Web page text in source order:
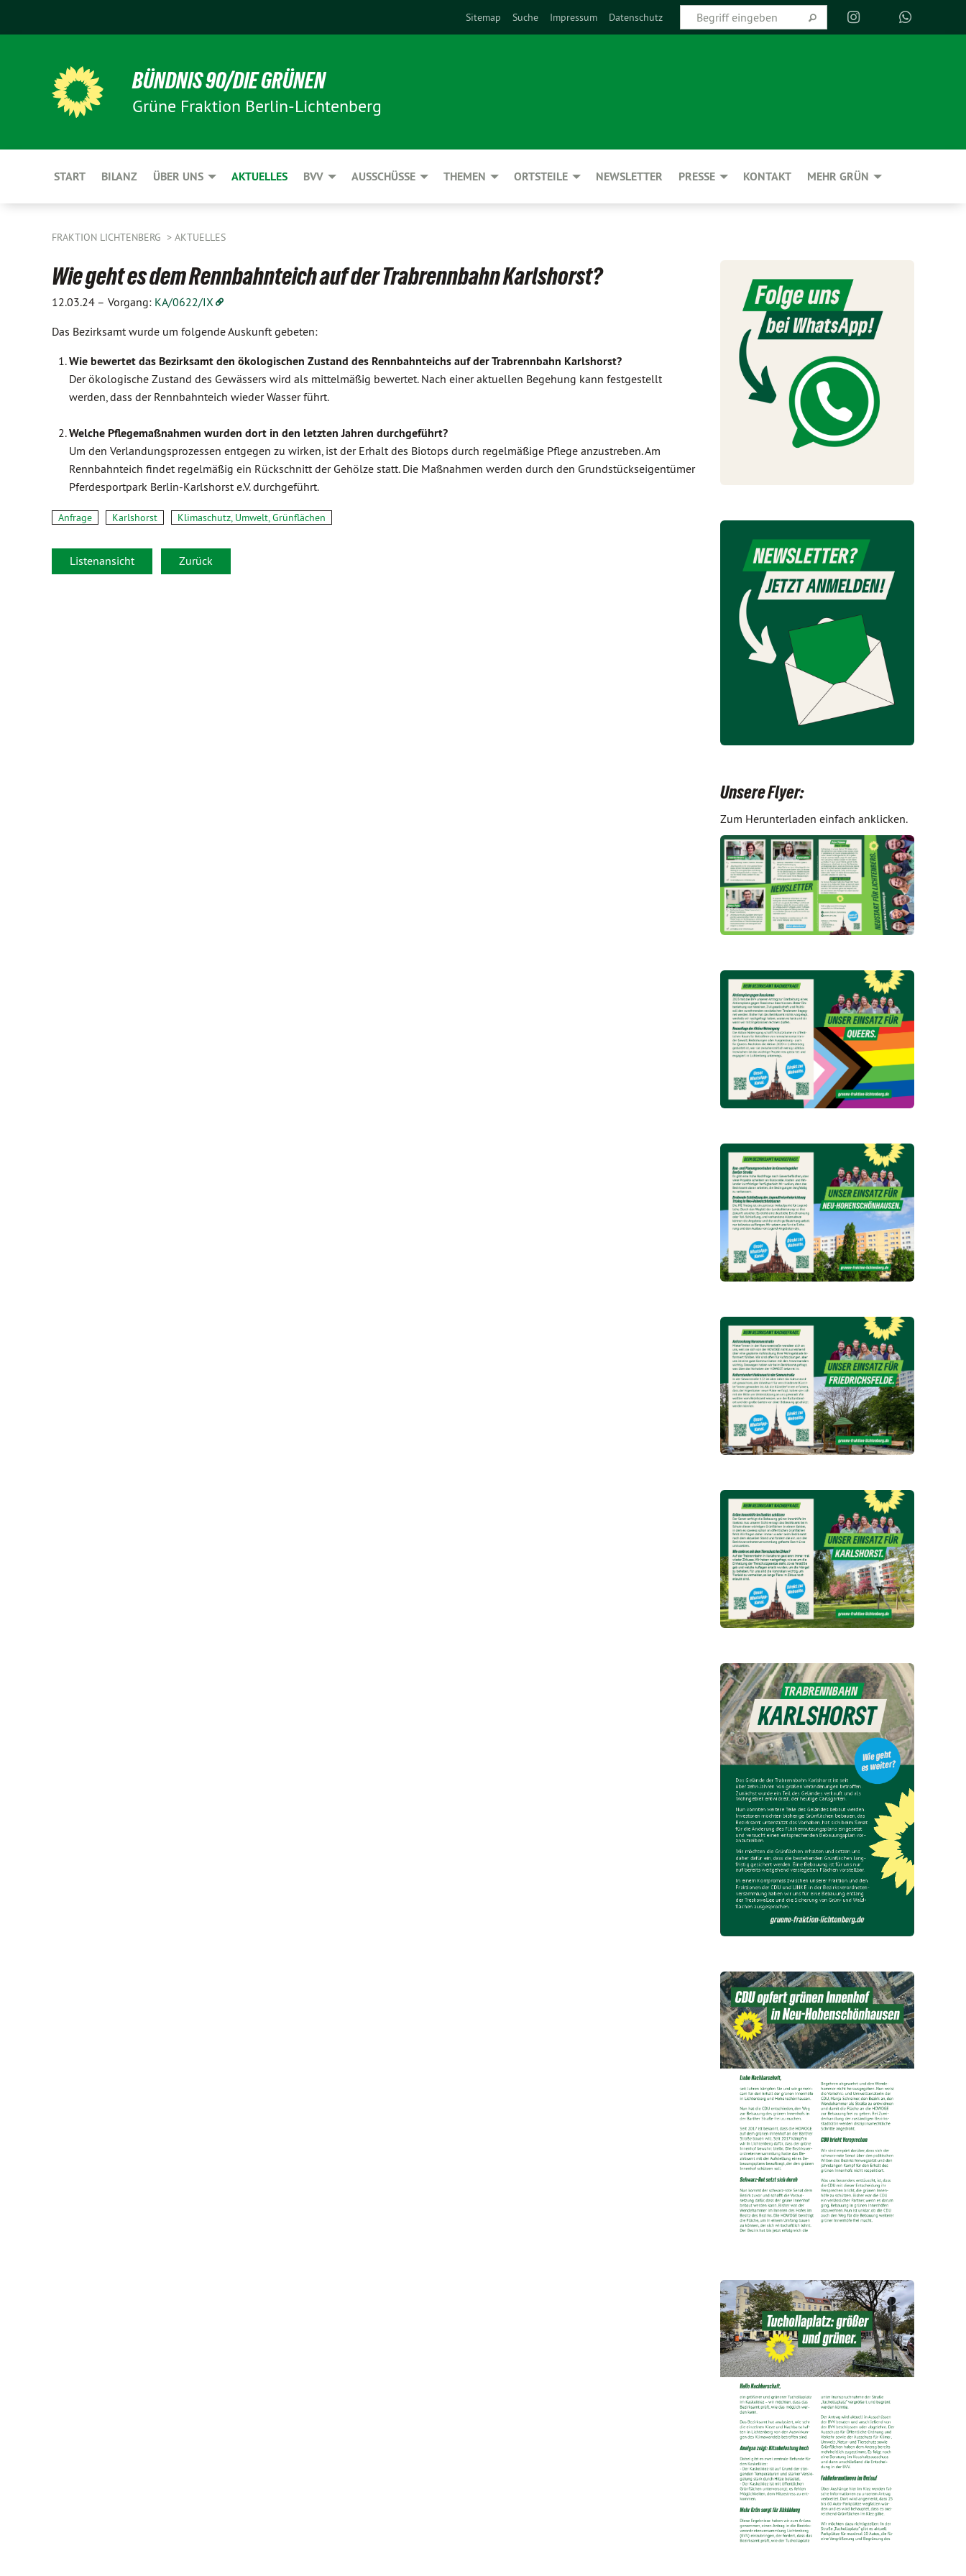
Sitemap Suche Impressum Datenschutz
BÜNDNIS 90/DIE GRÜNEN
Grüne Fraktion Berlin-Lichtenberg
START BILANZ ÜBER UNS AKTUELLES BVV AUSSCHÜSSE THEMEN ORTSTEILE NEWSLETTER PRESSE KONTAKT MEHR GRÜN
FRAKTION LICHTENBERG AKTUELLES
Wie geht es dem Rennbahnteich auf der Trabrennbahn Karlshorst?
12.03.24 – Vorgang: KA/0622/IX
Das Bezirksamt wurde um folgende Auskunft gebeten:
Wie bewertet das Bezirksamt den ökologischen Zustand des Rennbahnteichs auf der Trabrennbahn Karlshorst?
Der ökologische Zustand des Gewässers wird als mittelmäßig bewertet. Nach einer aktuellen Begehung kann festgestellt
werden, dass der Rennbahnteich wieder Wasser führt.
Welche Pflegemaßnahmen wurden dort in den letzten Jahren durchgeführt?
Um den Verlandungsprozessen entgegen zu wirken, ist der Erhalt des Biotops durch regelmäßige Pflege anzustreben. Am
Rennbahnteich findet regelmäßig ein Rückschnitt der Gehölze statt. Die Maßnahmen werden durch den Grundstückseigentümer
Pferdesportpark Berlin-Karlshorst e.V. durchgeführt.
Anfrage Karlshorst Klimaschutz, Umwelt, Grünflächen
Listenansicht Zurück
Unsere Flyer:
Zum Herunterladen einfach anklicken.